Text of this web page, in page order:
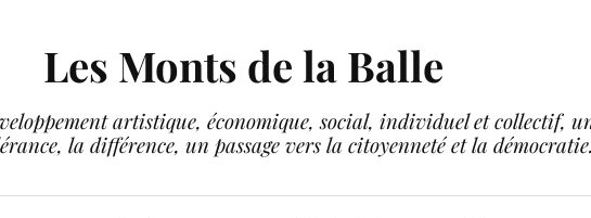
Les Monts de la Balle
artistique, économique, social, individuel et collectif,
la différence, un passage vers la citoyenneté et la démocratie.